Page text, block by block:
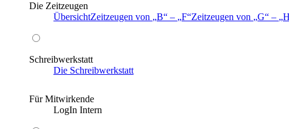
Die Zeitzeugen
ÜbersichtZeitzeugen von B – F Zeitzeugen von G – H
Schreibwerkstatt
Die Schreibwerkstatt
Für Mitwirkende
LogIn Intern